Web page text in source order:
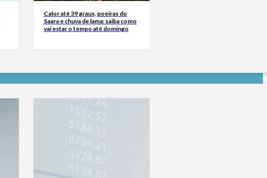
Calor até 39 graus, poeiras do
Saara e chuva de lama: saiba como
vai estar o tempo até domingo